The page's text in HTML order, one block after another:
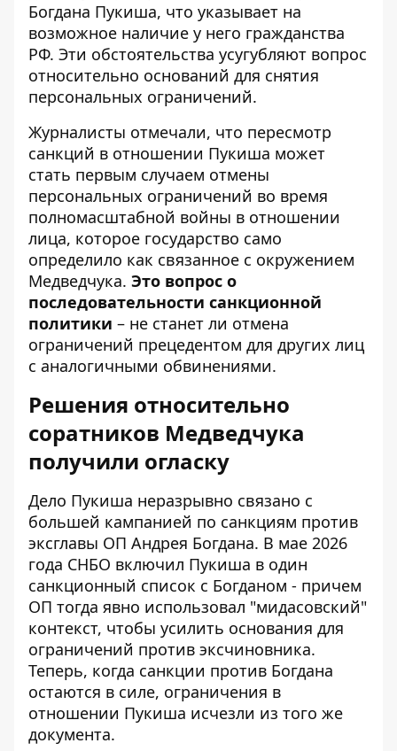
Богдана Пукиша, что указывает на
возможное наличие у него гражданства
РФ. Эти обстоятельства усугубляют вопрос
относительно оснований для снятия
персональных ограничений.
Журналисты отмечали, что пересмотр
санкций в отношении Пукиша может
стать первым случаем отмены
персональных ограничений во время
полномасштабной войны в отношении
лица, которое государство само
определило как связанное с окружением
Медведчука. Это вопрос о
последовательности санкционной
политики – не станет ли отмена
ограничений прецедентом для других лиц
с аналогичными обвинениями.
Решения относительно
соратников Медведчука
получили огласку
Дело Пукиша неразрывно связано с
большей кампанией по санкциям против
эксглавы ОП Андрея Богдана. В мае 2026
года СНБО включил Пукиша в один
санкционный список с Богданом - причем
ОП тогда явно использовал "мидасовский"
контекст, чтобы усилить основания для
ограничений против эксчиновника.
Теперь, когда санкции против Богдана
остаются в силе, ограничения в
отношении Пукиша исчезли из того же
документа.